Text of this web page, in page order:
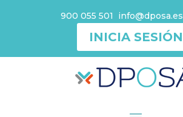
900 055 501 info@dposa.es
INICIA SESIÓN